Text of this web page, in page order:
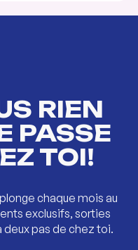
RIEN
PASSE
TOI!
chaque mois au
exclusifs, sorties
deux pas de chez toi.